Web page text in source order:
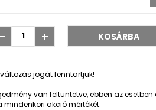
jogát fenntartjuk!
van feltüntetve, ebben az
akció mértékét.